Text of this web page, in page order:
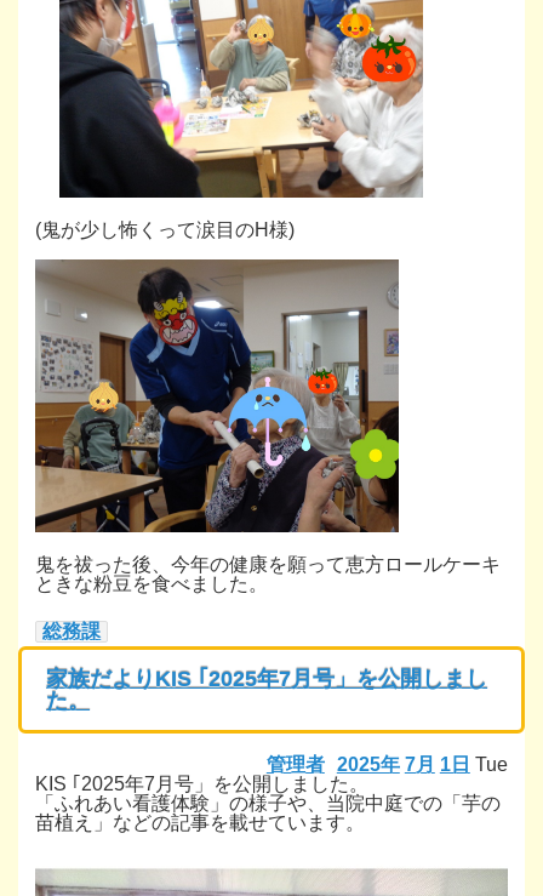
(鬼が少し怖くって涙目のH様)
鬼を祓った後、今年の健康を願って恵方ロールケーキ
ときな粉豆を食べました。
総務課
家族だよりKIS ｢2025年7月号」を公開しまし
た。
2025年 7月 1日 Tue
管理者
KIS ｢2025年7月号」を公開しました。
「ふれあい看護体験」の様子や、当院中庭での「芋の
苗植え」などの記事を載せています。